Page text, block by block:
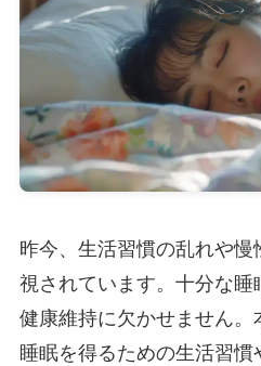
昨今、生活習慣の乱れや
視されています。十分な
健康維持に欠かせません
睡眠を得るための生活習慣